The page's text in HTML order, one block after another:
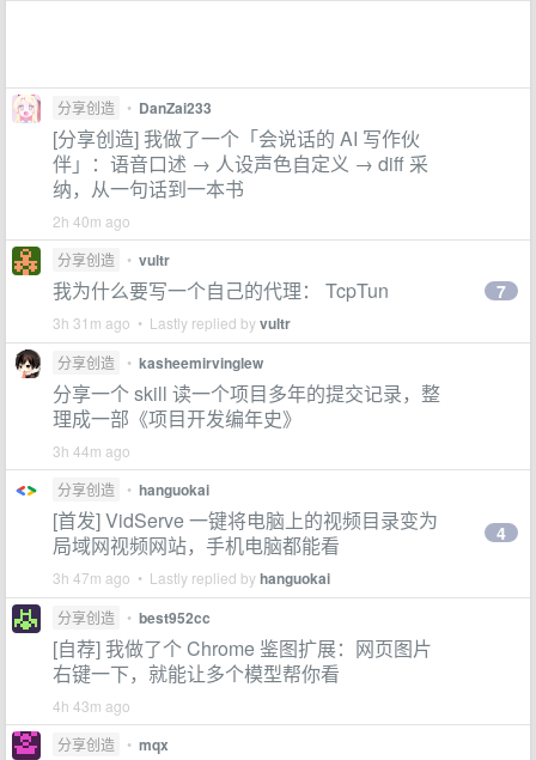
分享创造 • DanZai233
[分享创造] 我做了一个「会说话的 AI 写作伙
伴」：语音口述 → 人设声色自定义 → diff 采
纳，从一句话到一本书
2h 40m ago
分享创造
• vultr
我为什么要写一个自己的代理： TcpTun
3h 31m ago • Lastly replied byvultr
7
分享创造 • kasheemirvinglew
分享一个 skill 读一个项目多年的提交记录，整
理成一部《项目开发编年史》
3h 44m ago
分享创造
• hanguokai
[首发] VidServe 一键将电脑上的视频目录变为
局域网视频网站，手机电脑都能看
3h 47m ago • Lastly replied byhanguokai
4
分享创造 • best952cc
[自荐] 我做了个 Chrome 鉴图扩展：网页图片
右键一下，就能让多个模型帮你看
4h 43m ago
分享创造
• mqx